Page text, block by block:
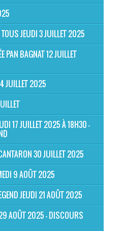
JEUDI 3 JUILLET 2025
PAN BAGNAT 12 JUILLET
JUILLET 2025
17 JUILLET 2025 À 18H30 -
30 JUILLET 2025
9 AOÛT 2025
JEUDI 21 AOÛT 2025
AOÛT 2025 - DISCOURS